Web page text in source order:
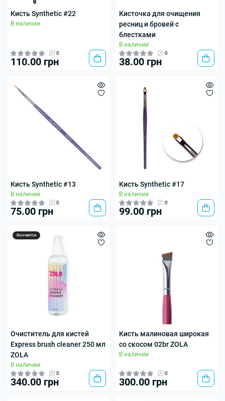
Кисть Synthetic #22
В наличии
0
110.00 грн
Кисточка для очищения
ресниц и бровей с
блестками
В наличии
0
38.00 грн
Кисть Synthetic #13
В наличии
0
75.00 грн
Кисть Synthetic #17
В наличии
0
99.00 грн
Кончается
Очиститель для кистей
Express brush cleaner 250 мл
ZOLA
В наличии
0
340.00 грн
Кисть малиновая широкая
со скосом 02br ZOLA
В наличии
0
300.00 грн